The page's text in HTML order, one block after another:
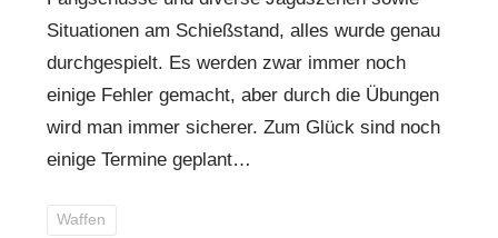
Situationen am Schießstand, alles wurde genau
durchgespielt. Es werden zwar immer noch
einige Fehler gemacht, aber durch die Übungen
wird man immer sicherer. Zum Glück sind noch
einige Termine geplant…
Waffen